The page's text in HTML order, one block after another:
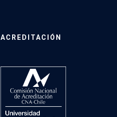
ACREDITACIÓN